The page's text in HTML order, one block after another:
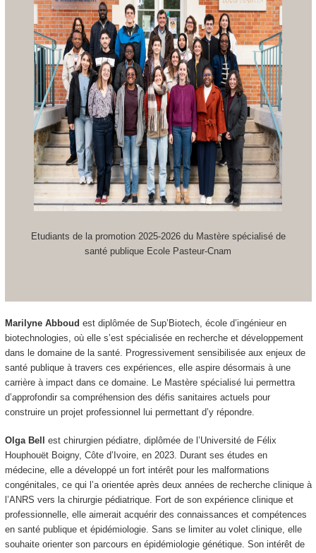
Etudiants de la promotion 2025-2026 du Mastère spécialisé de
santé publique Ecole Pasteur-Cnam
Marilyne Abboud est diplômée de Sup’Biotech, école d’ingénieur en
biotechnologies, où elle s’est spécialisée en recherche et développement
dans le domaine de la santé. Progressivement sensibilisée aux enjeux de
santé publique à travers ces expériences, elle aspire désormais à une
carrière à impact dans ce domaine. Le Mastère spécialisé lui permettra
d’approfondir sa compréhension des défis sanitaires actuels pour
construire un projet professionnel lui permettant d’y répondre.
Olga Bell
est chirurgien pédiatre, diplômée de l’Université de Félix
Houphouët Boigny, Côte d’Ivoire, en 2023. Durant ses études en
médecine, elle a développé un fort intérêt pour les malformations
congénitales, ce qui l’a orientée après deux années de recherche clinique à
l’ANRS vers la chirurgie pédiatrique. Fort de son expérience clinique et
professionnelle, elle aimerait acquérir des connaissances et compétences
en santé publique et épidémiologie. Sans se limiter au volet clinique, elle
souhaite orienter son parcours en épidémiologie génétique. Son intérêt de